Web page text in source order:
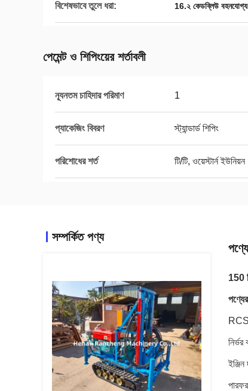
বিশেষভাবে তুলে ধরা: 16.২ কেডব্লিউ বহনযোগ্য
পেমেন্ট ও শিপিংয়ের শর্তাবলী
ন্যূনতম চাহিদার পরিমাণ 1
প্যাকেজিং বিবরণ স্ট্যান্ডার্ড শিপিং
পরিশোধের শর্ত টি/টি, ওয়েস্টার্ন ইউনিয়ন
সম্পর্কিত পণ্য
150
পণ্যের